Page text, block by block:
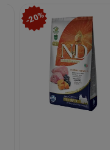
Státusz:Raktáron
-20%